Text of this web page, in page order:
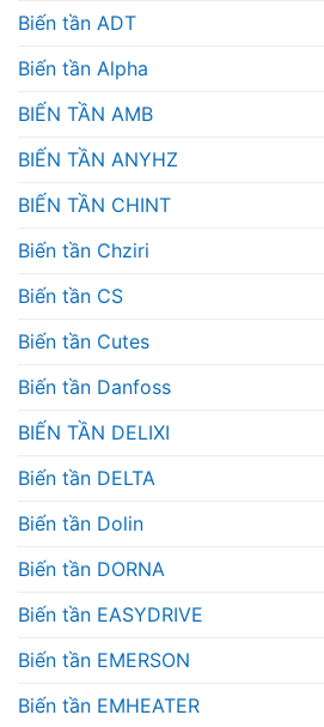
Biến tần ADT
Biến tần Alpha
BIẾN TẦN AMB
BIẾN TẦN ANYHZ
BIẾN TẦN CHINT
Biến tần Chziri
Biến tần CS
Biến tần Cutes
Biến tần Danfoss
BIẾN TẦN DELIXI
Biến tần DELTA
Biến tần Dolin
Biến tần DORNA
Biến tần EASYDRIVE
Biến tần EMERSON
Biến tần EMHEATER